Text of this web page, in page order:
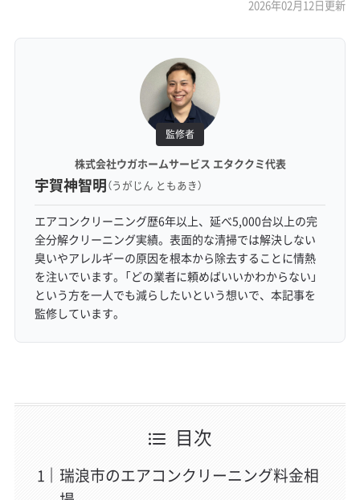
2026年02月12日更新
監修者
株式会社ウガホームサービス エタククミ代表
宇賀神智明（うがじん ともあき）
エアコンクリーニング歴6年以上、延べ5,000台以上の完
全分解クリーニング実績。表面的な清掃では解決しない
臭いやアレルギーの原因を根本から除去することに情熱
を注いでいます。「どの業者に頼めばいいかわからない」
という方を一人でも減らしたいという想いで、本記事を
監修しています。
目次
瑞浪市のエアコンクリーニング料金相